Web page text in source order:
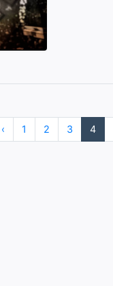
‹ 1 2 3 4